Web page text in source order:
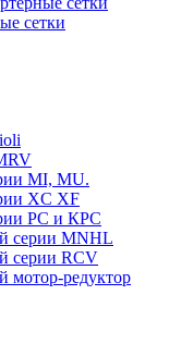
сетки
MI, MU.
XC XF
РС и КРС
серии MNHL
серии RCV
мотор-редуктор